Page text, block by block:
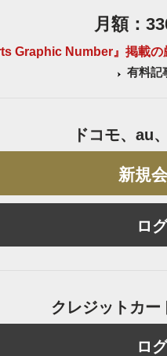
月額：
Graphic Number』掲載の
有料記
ドコモ、au
新規
ロ
クレジットカ
ロ